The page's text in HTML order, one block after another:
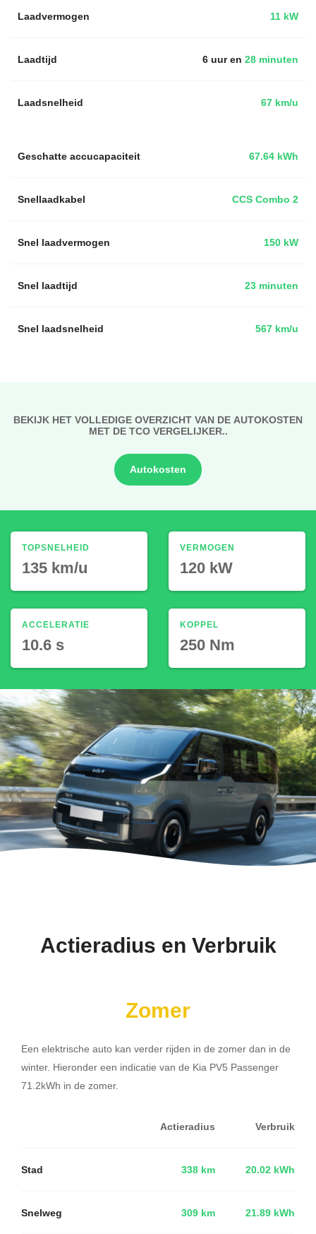
Laadvermogen 11 kW
Laadtijd 6 uur en 28 minuten
Laadsnelheid 67 km/u
67.64 kWh
Geschatte accucapaciteit
Snellaadkabel CCS Combo 2
Snel laadvermogen 150 kW
Snel laadtijd 23 minuten
Snel laadsnelheid 567 km/u
BEKIJK HET VOLLEDIGE OVERZICHT VAN DE AUTOKOSTEN
MET DE TCO VERGELIJKER..
Autokosten
TOPSNELHEID
135 km/u
ACCELERATIE
10.6 s
VERMOGEN
120 kW
KOPPEL
250 Nm
Actieradius en Verbruik
Zomer
Een elektrische auto kan verder rijden in de zomer dan in de
winter. Hieronder een indicatie van de Kia PV5 Passenger
71.2kWh in de zomer.
Actieradius Verbruik
Stad 338 km 20.02 kWh
Snelweg 309 km 21.89 kWh